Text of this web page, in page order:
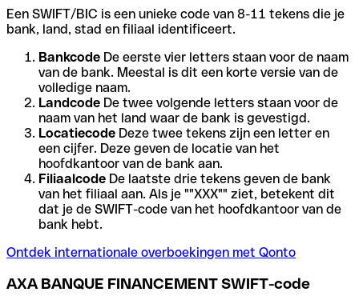
Een SWIFT/BIC is een unieke code van 8-11 tekens die je
bank, land, stad en filiaal identificeert.
Bankcode De eerste vier letters staan voor de naam
van de bank. Meestal is dit een korte versie van de
volledige naam.
Landcode De twee volgende letters staan voor de
naam van het land waar de bank is gevestigd.
Locatiecode Deze twee tekens zijn een letter en
een cijfer. Deze geven de locatie van het
hoofdkantoor van de bank aan.
Filiaalcode De laatste drie tekens geven de bank
van het filiaal aan. Als je ""XXX"" ziet, betekent dit
dat je de SWIFT-code van het hoofdkantoor van de
bank hebt.
Ontdek internationale overboekingen met Qonto
AXA BANQUE FINANCEMENT SWIFT-code